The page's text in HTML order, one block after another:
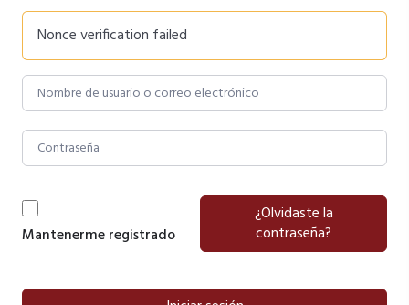
Nonce verification failed
Mantenerme registrado
¿Olvidaste la
contraseña?